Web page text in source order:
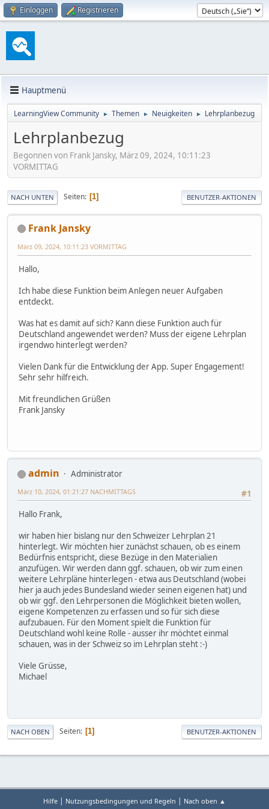
Einloggen Registrieren
Hauptmenü
LearningView Community ► Themen ► Neuigkeiten ► Lehrplanbezug
Lehrplanbezug
Begonnen von Frank Jansky, März 09, 2024, 10:11:23
VORMITTAG
NACH UNTEN Seiten 1 BENUTZER-AKTIONEN
Frank Jansky
März 09, 2024, 10:11:23 VORMITTAG
Hallo,
Ich habe diese Funktion beim Anlegen neuer Aufgaben
entdeckt.
Was hat es damit auf sich? Kann diese Funktion auch für
Deutschland angewendet werden? Muss der eigene Lehrplan
irgendwo hinterlegt werden?
Vielen Dank für die Entwicklung der App. Super Engagement!
Sehr sehr hilfreich.
Mit freundlichen Grüßen
Frank Jansky
admin
Administrator
#1
März 10, 2024, 01:21:27 NACHMITTAGS
Hallo Frank,
wir haben hier bislang nur den Schweizer Lehrplan 21
hinterlegt. Wir möchten hier zunächst schauen, ob es einem
Bedürfnis entspricht, diese Bezüge in den Materialien
anzufügen. Wir werden dann ggf. schauen, ob wir zum einen
weitere Lehrpläne hinterlegen - etwa aus Deutschland (wobei
hier ja auch jedes Bundesland wieder seinen eigenen hat) und
ob wir ggf. den Lehrpersonen die Möglichkeit bieten wollen,
eigene Kompetenzen zu erfassen und so für sich diese
aufzubauen. Für den Moment spielt die Funktion für
Deutschland wohl keine Rolle - ausser ihr möchtet einmal
schauen, was in der Schweiz so im Lehrplan steht :-)
Viele Grüsse,
Michael
NACH OBEN Seiten 1 BENUTZER-AKTIONEN
Hilfe | Nutzungsbedingungen und Regeln | Nach oben ▲